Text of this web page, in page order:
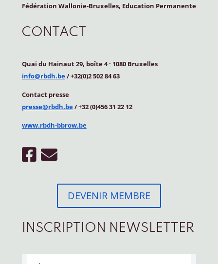
Fédération Wallonie-Bruxelles, Education Permanente
CONTACT
Quai du Hainaut 29, boîte 4· 1080 Bruxelles
info@rbdh.be/ +32(0)2 502 84 63
Contact presse
presse@rbdh.be/ +32 (0)456 31 22 12
www.rbdh-bbrow.be
DEVENIR MEMBRE
INSCRIPTION NEWSLETTER